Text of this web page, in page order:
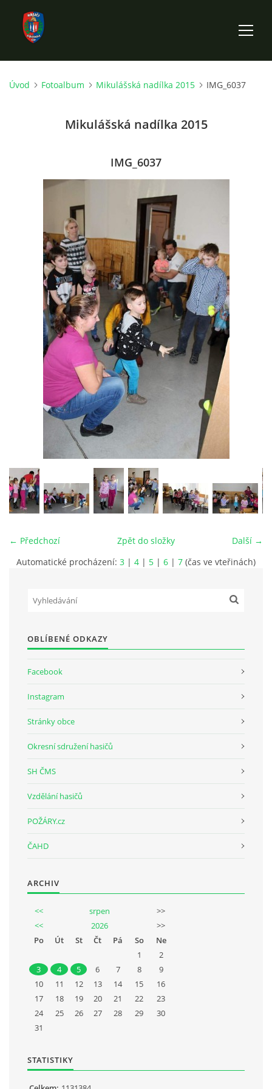
ÚVOD
HISTORIE SBORU
VÝKONNÝ VÝBOR SBORU
VÝJEZDOVÁ JEDNOTKA
FOTOGALERIE
PLÁNOVANÉ AKCE
PROBĚHLÉ AKCE
KROUŽEK MH
DESATERO
SVATÝ FLORIÁN
MODLITBA HASIČE
© 2026 eStránky.cz Nahoru ↑
Úvod Fotoalbum Mikulášská nadílka 2015 IMG_6037
Mikulášská nadílka 2015
IMG_6037
← Předchozí Další →
Zpět do složky
Automatické procházení: 3 | 4 | 5 | 6 | 7 (čas ve vteřinách)
OBLÍBENÉ ODKAZY
Facebook
Instagram
Stránky obce
Okresní sdružení hasičů
SH ČMS
Vzdělání hasičů
POŽÁRY.cz
ČAHD
ARCHIV
<< srpen
>>
<<
2026
>>
Po
Út St Čt Pá So
Ne
1
2
3
4 5 6 7 8
9
10
11 12 13 14 15
16
17
18 19 20 21 22
23
24
25 26 27 28 29
30
31
STATISTIKY